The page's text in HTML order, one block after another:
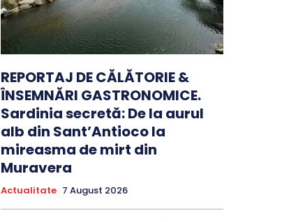
REPORTAJ DE CĂLĂTORIE &
ÎNSEMNĂRI GASTRONOMICE.
Sardinia secretă: De la aurul
alb din Sant’Antioco la
mireasma de mirt din
Muravera
Actualitate 7 August 2026